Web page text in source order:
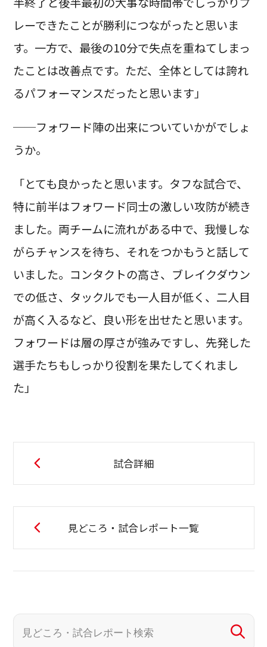
レーできたことが勝利につながったと思いま
す。一方で、最後の10分で失点を重ねてしまっ
たことは改善点です。ただ、全体としては誇れ
るパフォーマンスだったと思います」
──フォワード陣の出来についていかがでしょ
うか。
「とても良かったと思います。タフな試合で、
特に前半はフォワード同士の激しい攻防が続き
ました。両チームに流れがある中で、我慢しな
がらチャンスを待ち、それをつかもうと話して
いました。コンタクトの高さ、ブレイクダウン
での低さ、タックルでも一人目が低く、二人目
が高く入るなど、良い形を出せたと思います。
フォワードは層の厚さが強みですし、先発した
選手たちもしっかり役割を果たしてくれまし
た」
試合詳細
見どころ・試合レポート一覧